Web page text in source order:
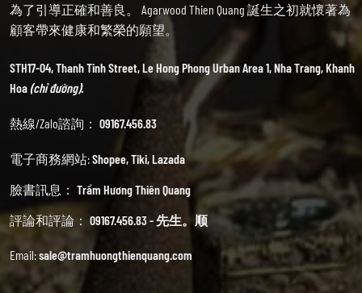
為了引導正確和善良。 Agarwood Thien Quang 誕生之初就懷著為
顧客帶來健康和繁榮的願望。
STH17-04, Thanh Tinh Street, Le Hong Phong Urban Area 1, Nha Trang, Khanh
Hoa(chỉ đường).
熱線/Zalo諮詢： 09167.456.83
電子商務網站:Shopee,Tiki,Lazada
臉書訊息： Trầm Hương Thiên Quang
評論和評論： 09167.456.83 - 先生。顺
Email:sale@tramhuongthienquang.com